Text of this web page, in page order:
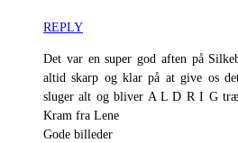
REPLY
Det var en super god aften på
altid skarp og klar på at give os
sluger alt og bliver A L D R I G
Kram fra Lene
Gode billeder